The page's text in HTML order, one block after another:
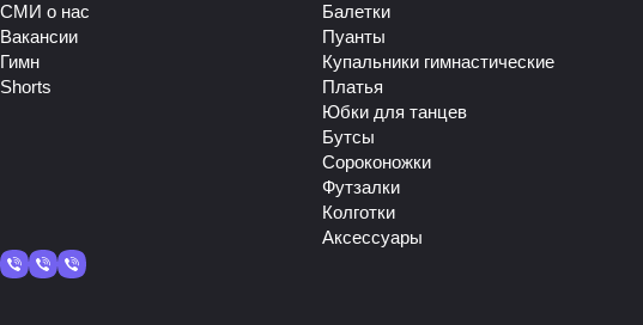
СМИ о нас
Вакансии
Гимн
Shorts
Балетки
Пуанты
Купальники гимнастические
Платья
Юбки для танцев
Бутсы
Сороконожки
Футзалки
Колготки
Аксессуары